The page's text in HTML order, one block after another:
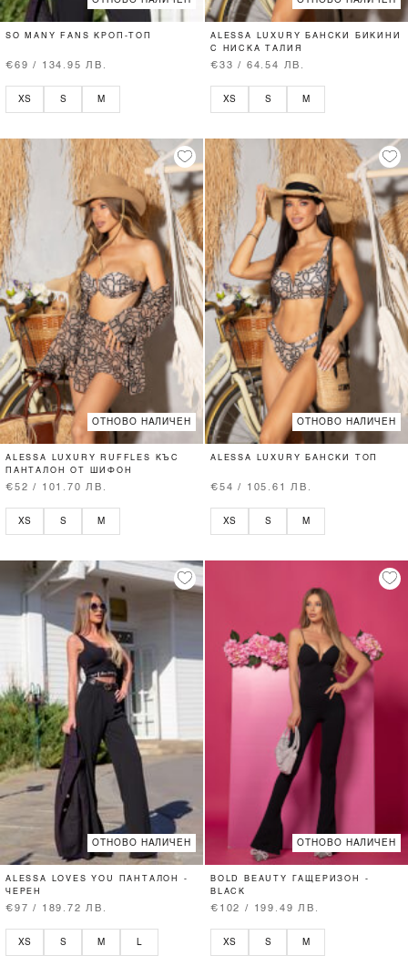
SO MANY FANS КРОП-ТОП
€69 / 134.95 ЛВ.
XS S M
ALESSA LUXURY БАНСКИ БИКИНИ
С НИСКА ТАЛИЯ
€33 / 64.54 ЛВ.
XS S M
ОТНОВО НАЛИЧЕН
ALESSA LUXURY RUFFLES КЪС
ПАНТАЛОН ОТ ШИФОН
€52 / 101.70 ЛВ.
XS S M
ОТНОВО НАЛИЧЕН
ALESSA LUXURY БАНСКИ ТОП
€54 / 105.61 ЛВ.
XS S M
ОТНОВО НАЛИЧЕН
ALESSA LOVES YOU ПАНТАЛОН -
ЧЕРЕН
€97 / 189.72 ЛВ.
XS S M L
ОТНОВО НАЛИЧЕН
BOLD BEAUTY ГАЩЕРИЗОН -
BLACK
€102 / 199.49 ЛВ.
XS S M